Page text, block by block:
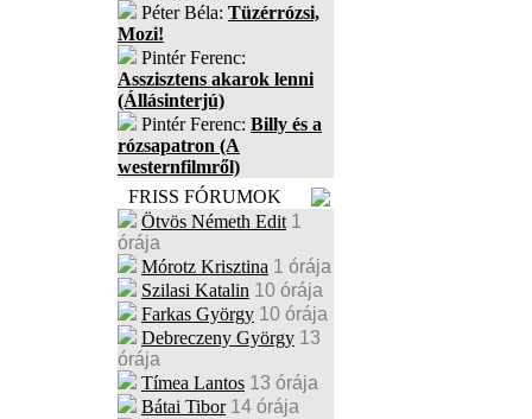
Péter Béla: Tüzérrózsi,
Mozi!
Pintér Ferenc:
Asszisztens akarok lenni
(Állásinterjú)
Pintér Ferenc: Billy és a
rózsapatron (A
westernfilmről)
FRISS FÓRUMOK
Ötvös Németh Edit 1
órája
Mórotz Krisztina 1 órája
Szilasi Katalin 10 órája
Farkas György 10 órája
Debreczeny György 13
órája
Tímea Lantos 13 órája
Bátai Tibor 14 órája